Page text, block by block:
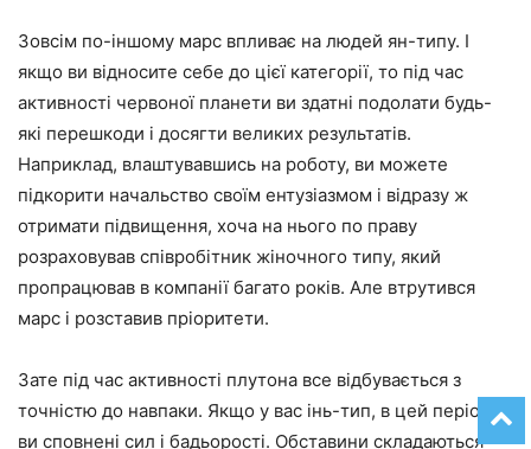
Зовсім по-іншому марс впливає на людей ян-типу. І
якщо ви відносите себе до цієї категорії, то під час
активності червоної планети ви здатні подолати будь-
які перешкоди і досягти великих результатів.
Наприклад, влаштувавшись на роботу, ви можете
підкорити начальство своїм ентузіазмом і відразу ж
отримати підвищення, хоча на нього по праву
розраховував співробітник жіночного типу, який
пропрацював в компанії багато років. Але втрутився
марс і розставив пріоритети.
Зате під час активності плутона все відбувається з
точністю до навпаки. Якщо у вас інь-тип, в цей період
ви сповнені сил і бадьорості. Обставини складаються